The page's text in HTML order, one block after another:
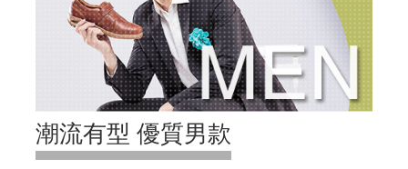
潮流有型 優質男款